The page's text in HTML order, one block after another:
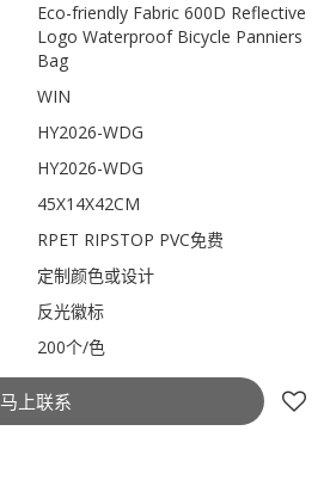
Eco-friendly Fabric 600D Reflective
Logo Waterproof Bicycle Panniers
Bag
WIN
HY2026-WDG
HY2026-WDG
45X14X42CM
RPET RIPSTOP PVC免费
定制颜色或设计
反光徽标
200个/色
马上联系